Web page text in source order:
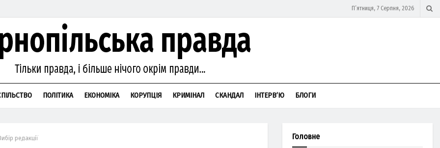
П’ятниця, 7 Серпня, 2026
ПОЛІТИКА ЕКОНОМІКА КОРУПЦІЯ КРИМІНАЛ СКАНДАЛ ІНТЕРВ’Ю БЛОГИ
редакції Головне